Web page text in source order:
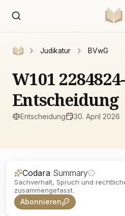
Judikatur BVwG
W101
Entscheidung
Entscheidung 30. April 2026
Codara Summary
Sachverhalt, Spruch und
zusammengefasst.
Abonnieren